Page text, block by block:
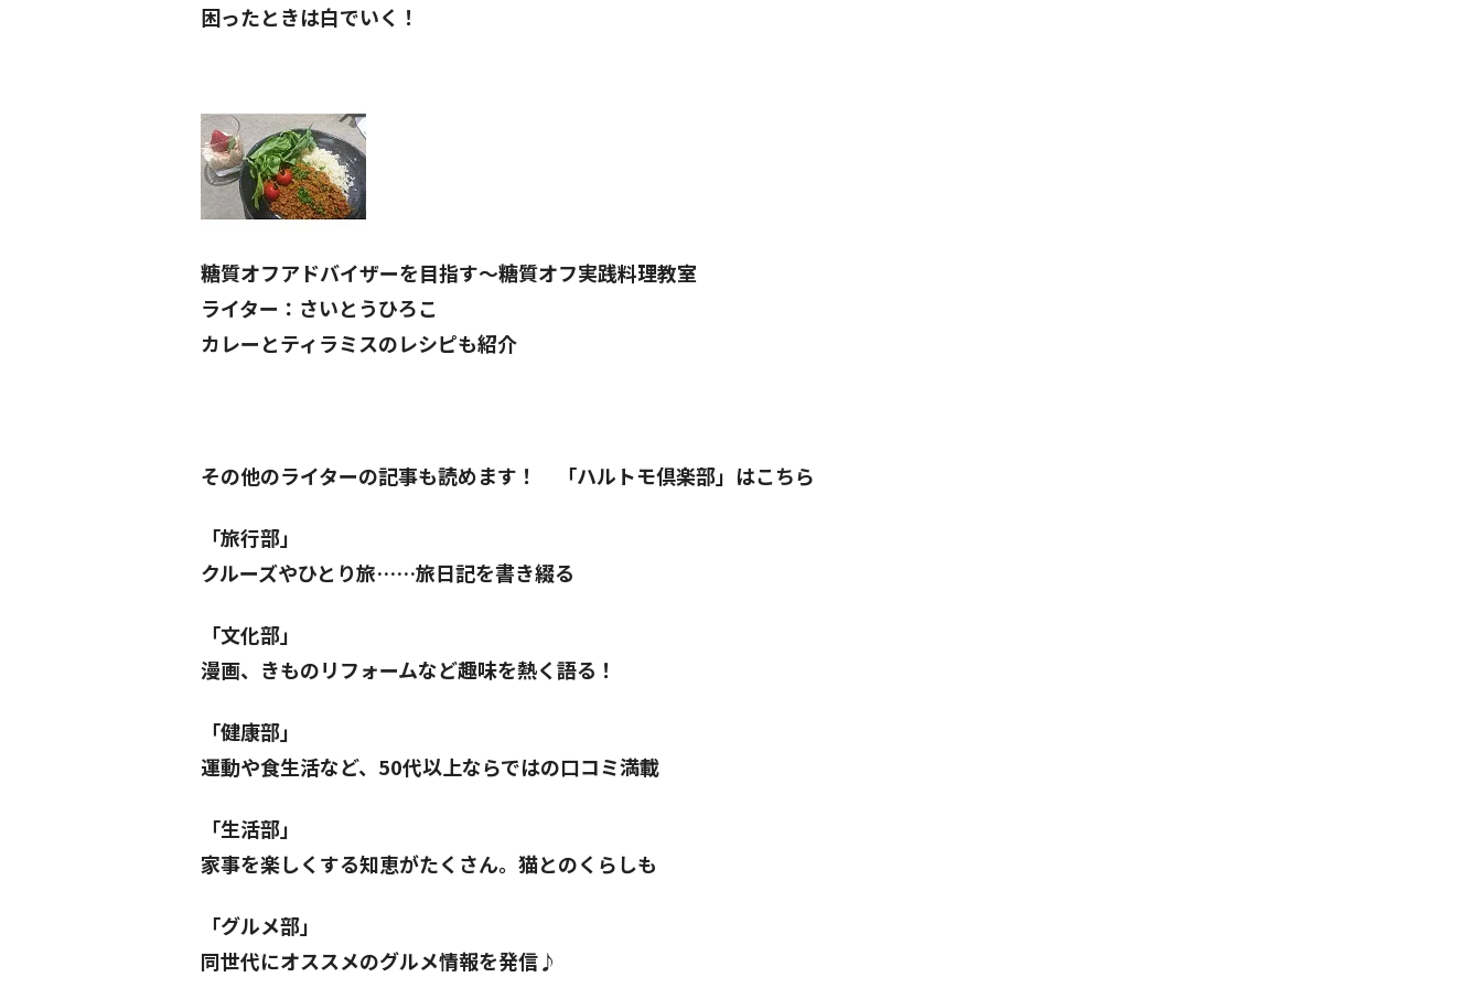
困ったときは白でいく！
糖質オフアドバイザーを目指す～糖質オフ実践料理教室
ライター：さいとうひろこ
カレーとティラミスのレシピも紹介
その他のライターの記事も読めます！ 「ハルトモ倶楽部」はこちら
「旅行部」
クルーズやひとり旅……旅日記を書き綴る
「文化部」
漫画、きものリフォームなど趣味を熱く語る！
「健康部」
運動や食生活など、50代以上ならではの口コミ満載
「生活部」
家事を楽しくする知恵がたくさん。猫とのくらしも
「グルメ部」
同世代にオススメのグルメ情報を発信♪